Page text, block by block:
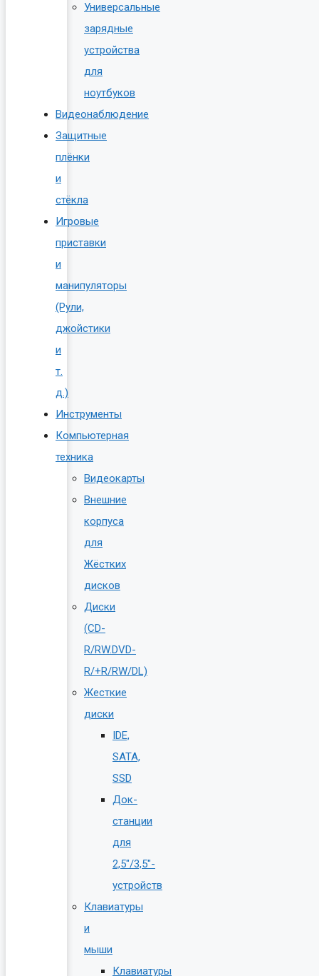
Универсальные
зарядные
устройства
для
ноутбуков
Видеонаблюдение
Защитные
плёнки
и
стёкла
Игровые
приставки
и
манипуляторы
(Рули,
джойстики
и
т.
д.)
Инструменты
Компьютерная
техника
Видеокарты
Внешние
корпуса
для
Жёстких
дисков
Диски
(CD-
R/RW.DVD-
R/+R/RW/DL)
Жесткие
диски
IDE,
SATA,
SSD
Док-
станции
для
2,5″/3,5″-
устройств
Клавиатуры
и
мыши
Клавиатуры